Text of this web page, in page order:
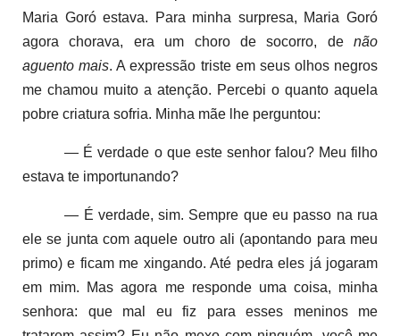
Maria Goró estava. Para minha surpresa, Maria Goró
agora chorava, era um choro de socorro, de não
aguento mais. A expressão triste em seus olhos negros
me chamou muito a atenção. Percebi o quanto aquela
pobre criatura sofria. Minha mãe lhe perguntou:
— É verdade o que este senhor falou? Meu filho
estava te importunando?
— É verdade, sim. Sempre que eu passo na rua
ele se junta com aquele outro ali (apontando para meu
primo) e ficam me xingando. Até pedra eles já jogaram
em mim. Mas agora me responde uma coisa, minha
senhora: que mal eu fiz para esses meninos me